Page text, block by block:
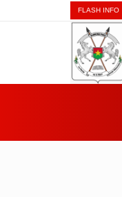
Aller au contenu principal
FLASH INFO